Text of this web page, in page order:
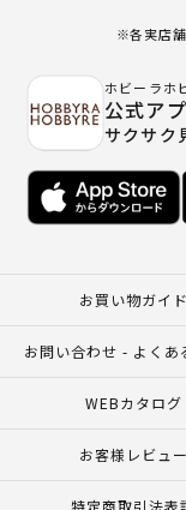
※各実店
ホビーラホ
公式ア
サクサク
お買い物ガイド
お問い合わせ - よくあ
WEBカタログ
お客様レビュー